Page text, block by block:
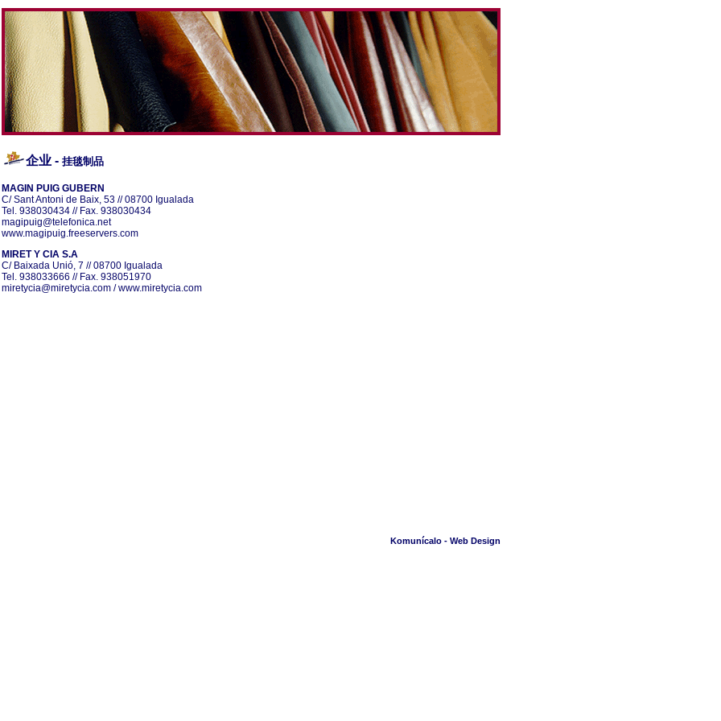
企业- 挂毯制品
MAGIN PUIG GUBERN
C/ Sant Antoni de Baix, 53 // 08700 Igualada
Tel. 938030434 // Fax. 938030434
magipuig@telefonica.net
www.magipuig.freeservers.com
MIRET Y CIA S.A
C/ Baixada Unió, 7 // 08700 Igualada
Tel. 938033666 // Fax. 938051970
miretycia@miretycia.com/www.miretycia.com
Komunícalo - Web Design